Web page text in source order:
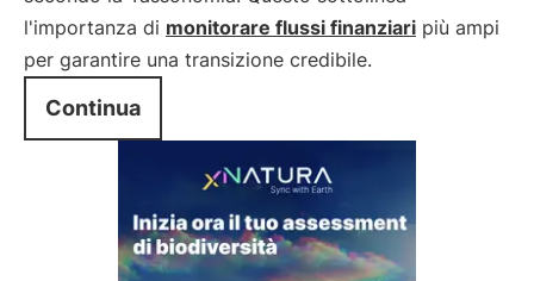
l'importanza di monitorare flussi finanziari più ampi
per garantire una transizione credibile.
Continua